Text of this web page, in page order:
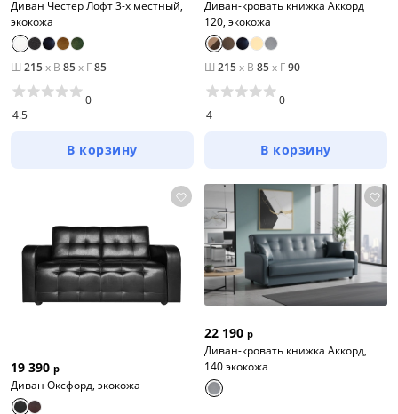
Цена
Белый
Бежевый
Черный
Серый
Диван Честер Лофт 3-х местный,
экокожа
Ш 215x В 85x Г85
4.5
0
В корзину
Диван-кровать книжка Аккорд
120, экокожа
Ш 215x В 85x Г90
4
0
В корзину
19 390 р
Диван Оксфорд, экокожа
22 190 р
Диван-кровать книжка Аккорд,
140 экокожа